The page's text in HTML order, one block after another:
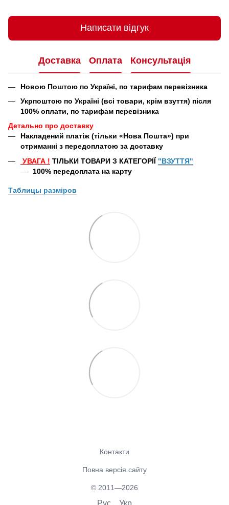
Написати відгук
Доставка Оплата Консультація
Новою Поштою по Україні, по тарифам перевізника
Укрпоштою по Україні (всі товари, крім взуття) після
100% оплати, по тарифам перевізника
Детально про доставку
Накладений платіж (тільки «Нова Пошта») при
отриманні з передоплатою за доставку
УВАГА ! ТІЛЬКИ ТОВАРИ З КАТЕГОРІЇ "ВЗУТТЯ"
100% передоплата на карту
Таблицы разміров
Контакти
Повна версія сайту
© 2011—2026
Рус Укр